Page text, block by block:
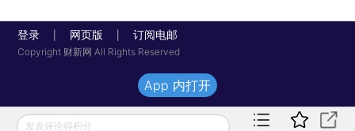
登录 网页版 订阅电邮
Copyright 财新网 All Rights Reserved
发表评论得积分
App 内打开